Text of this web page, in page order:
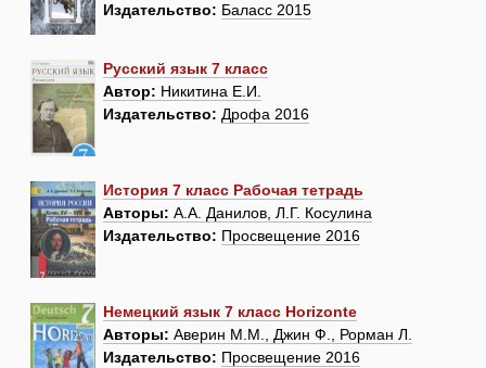
Издательство: Баласс 2015
Русский язык 7 класс
Автор: Никитина Е.И.
Издательство: Дрофа 2016
История 7 класс Рабочая тетрадь
Авторы: А.А. Данилов, Л.Г. Косулина
Издательство: Просвещение 2016
Немецкий язык 7 класс Horizonte
Авторы: Аверин М.М., Джин Ф., Рорман Л.
Издательство: Просвещение 2016